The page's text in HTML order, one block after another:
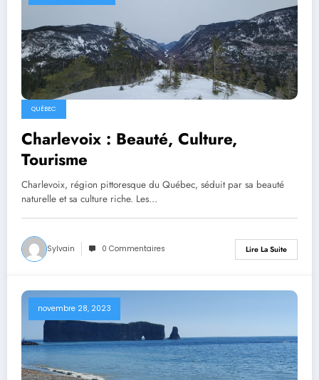
QUÉBEC
Charlevoix : Beauté, Culture,
Tourisme
Charlevoix, région pittoresque du Québec, séduit par sa beauté
naturelle et sa culture riche. Les…
Sylvain 0 Commentaires Lire La Suite
novembre 28, 2023